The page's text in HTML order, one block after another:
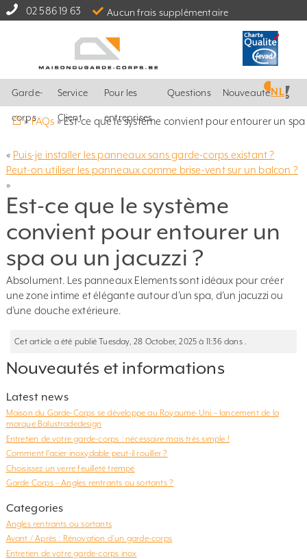
02 586 19 63 Aucun frais supplémentaire
Garde-
corps
Service
Client
Pour les
entreprises
Questions NouveautésNL
⌂»FAQs »Est-ce que le système convient pour entourer un
« Puis-je installer les panneaux sans garde-corps existant ?
Peut-on utiliser les panneaux comme brise-vent sur un balcon ?
»
Est-ce que le système
convient pour entourer un
spa ou un jacuzzi ?
Absolument. Les panneaux Elements sont idéaux pour créer
une zone intime et élégante autour d’un spa, d’un jacuzzi ou
d’une douche extérieure.
Cet article a été publié Tuesday, 28 October, 2025 à 11:36 dans .
Nouveautés et informations
Latest news
Maison du Garde-Corps se développe au Royaume-Uni – lancement de la
marque Balustradedesign
Entretien de votre garde-corps : nécessaire mais très simple !
Comment l’acier inoxydable peut-il rouiller ?
Choisissez un verre feuilleté trempé
Garde Corps – Angles rentrants ou sortants ?
Categories
Angles rentrants ou sortants
Avant / Après : Rénovation d'un garde-corps
Entretien de votre garde-corps inox